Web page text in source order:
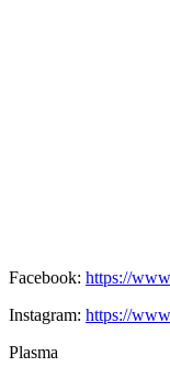
Facebook: https://
Instagram: https://
Plasma